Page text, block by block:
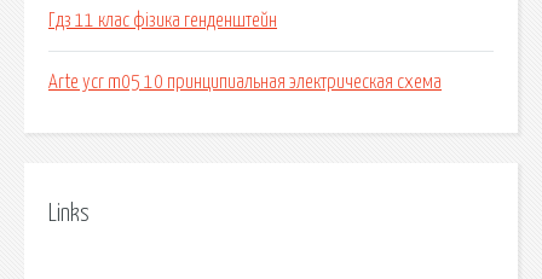
Гдз 11 клас фізика генденштейн
Arte ycr m05 10 принципиальная электрическая схема
Links